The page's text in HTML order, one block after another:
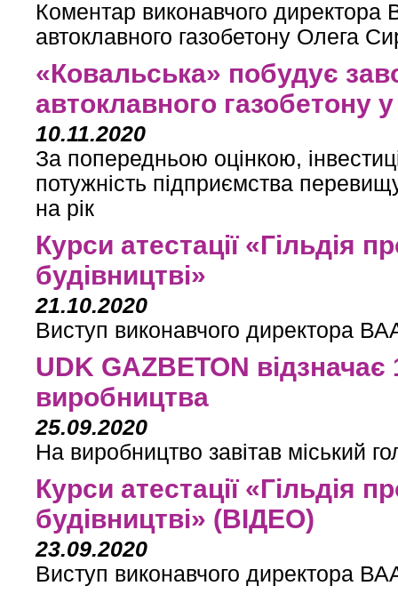
Коментар виконавчого директора
автоклавного газобетону Олега
«Ковальська» побудує
автоклавного газобетону у
10.11.2020
За попередньою оцінкою,
потужність підприємства
на рік
Курси атестації «Гільдія
будівництві»
21.10.2020
Виступ виконавчого директора
UDK GAZBETON
виробництва
25.09.2020
На виробництво завітав міський
Курси атестації «Гільдія
будівництві» (ВІДЕО)
23.09.2020
Виступ виконавчого директора